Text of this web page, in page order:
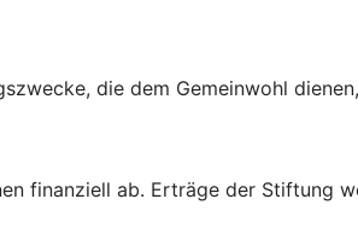
die dem Gemeinwohl
finanziell ab. Erträge der Stiftung